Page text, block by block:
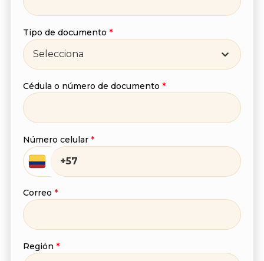
Apellido*
Correo *
He leído y aceptolaPolítica de tratamiento
de información
Enviar
Tipo de documento *
Selecciona
Cédula o número de documento *
Número celular *
Correo *
Región *